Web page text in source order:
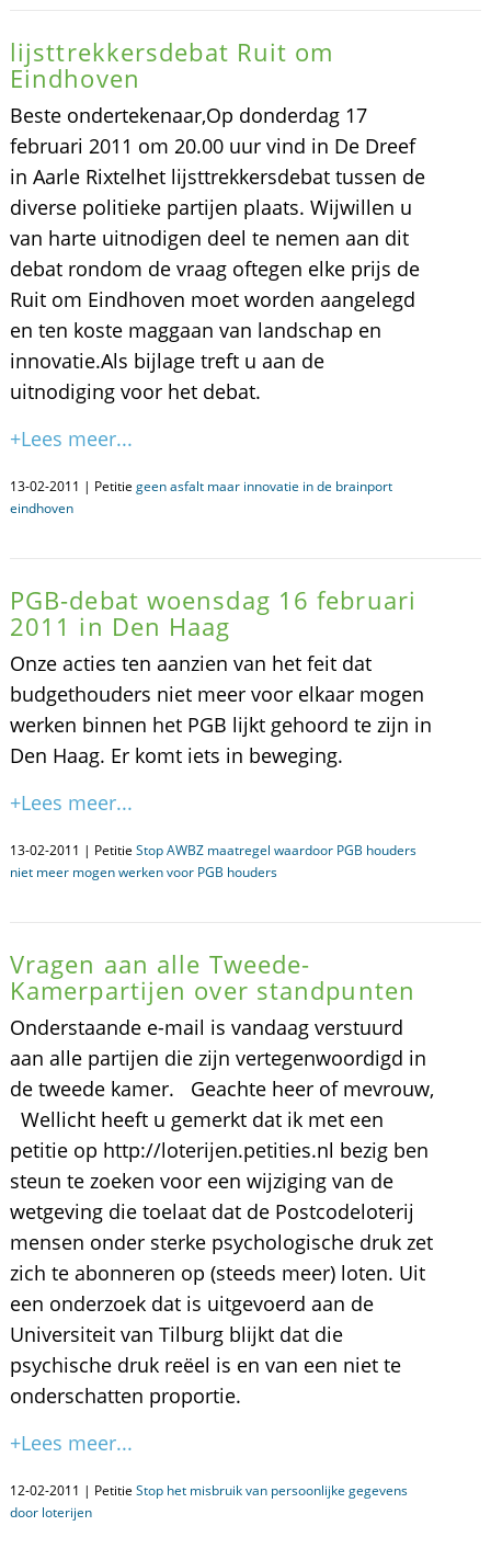
lijsttrekkersdebat Ruit om
Eindhoven
Beste ondertekenaar,Op donderdag 17
februari 2011 om 20.00 uur vind in De Dreef
in Aarle Rixtelhet lijsttrekkersdebat tussen de
diverse politieke partijen plaats. Wijwillen u
van harte uitnodigen deel te nemen aan dit
debat rondom de vraag oftegen elke prijs de
Ruit om Eindhoven moet worden aangelegd
en ten koste maggaan van landschap en
innovatie.Als bijlage treft u aan de
uitnodiging voor het debat.
+Lees meer...
13-02-2011 | Petitie geen asfalt maar innovatie in de brainport
eindhoven
PGB-debat woensdag 16 februari
2011 in Den Haag
Onze acties ten aanzien van het feit dat
budgethouders niet meer voor elkaar mogen
werken binnen het PGB lijkt gehoord te zijn in
Den Haag. Er komt iets in beweging.
+Lees meer...
13-02-2011 | Petitie Stop AWBZ maatregel waardoor PGB houders
niet meer mogen werken voor PGB houders
Vragen aan alle Tweede-
Kamerpartijen over standpunten
Onderstaande e-mail is vandaag verstuurd
aan alle partijen die zijn vertegenwoordigd in
de tweede kamer. Geachte heer of mevrouw,
Wellicht heeft u gemerkt dat ik met een
petitie op http://loterijen.petities.nl bezig ben
steun te zoeken voor een wijziging van de
wetgeving die toelaat dat de Postcodeloterij
mensen onder sterke psychologische druk zet
zich te abonneren op (steeds meer) loten. Uit
een onderzoek dat is uitgevoerd aan de
Universiteit van Tilburg blijkt dat die
psychische druk reëel is en van een niet te
onderschatten proportie.
+Lees meer...
12-02-2011 | Petitie Stop het misbruik van persoonlijke gegevens
door loterijen